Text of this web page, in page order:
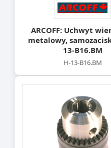
ARCOFF: Uchwyt
metalowy,
13-B16.BM
H-13-B16.BM